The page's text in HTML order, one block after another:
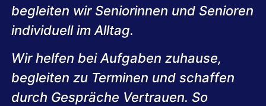
begleiten wir Seniorinnen und Senioren
individuell im Alltag.
Wir helfen bei Aufgaben zuhause,
begleiten zu Terminen und schaffen
durch Gespräche Vertrauen. So